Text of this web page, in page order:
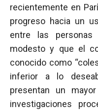
recientemente en
progreso hacia un
entre las
modesto y que el
conocido como
inferior a lo
presentan un
investigaciones